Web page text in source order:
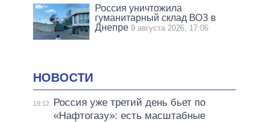
Россия уничтожила
гуманитарный склад ВОЗ в
Днепре 9 августа 2026, 17:06
НОВОСТИ
19:12
Россия уже третий день бьет по
«Нафтогазу»: есть масштабные